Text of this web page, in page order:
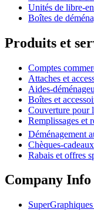
Unités de libre-
Boîtes de
Produits et
Comptes
Attaches et
Aides-
Boîtes et
Couverture pour
Remplissages et
Déménagement
Chèques-cadeaux
Rabais et offres
Company Info